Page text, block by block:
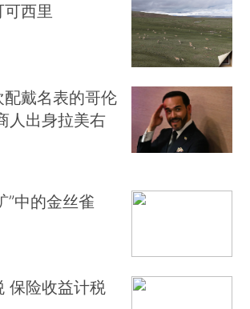
西里
配戴名表的哥伦
人出身拉美右
”中的金丝雀
保险收益计税